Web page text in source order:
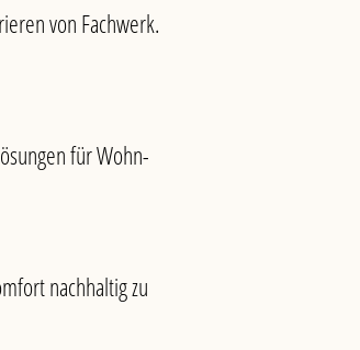
von Fachwerk.
für Wohn-
nachhaltig zu